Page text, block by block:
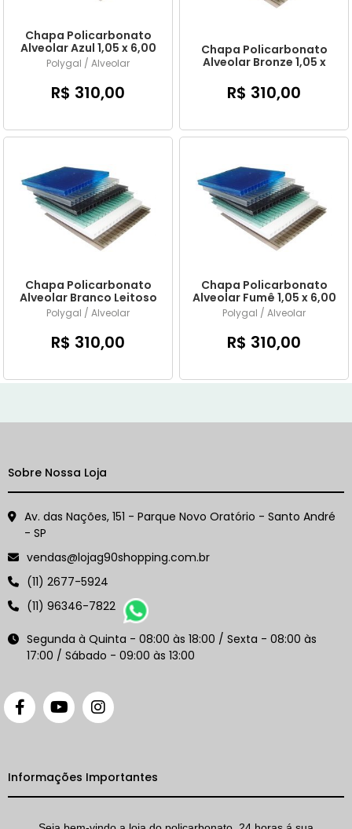
Chapa Policarbonato
Alveolar Azul 1,05 x 6,00
mts x 6mm
Polygal / Alveolar
R$ 310,00
Chapa Policarbonato
Alveolar Bronze 1,05 x
R$ 310,00
Chapa Policarbonato
Alveolar Branco Leitoso
1,05 x 6,00 mts x 6mm
Polygal / Alveolar
R$ 310,00
Chapa Policarbonato
Alveolar Fumê 1,05 x 6,00
mts x 6mm
Polygal / Alveolar
R$ 310,00
Sobre Nossa Loja
Av. das Nações, 151 - Parque Novo Oratório - Santo André
- SP
vendas@lojag90shopping.com.br
(11) 2677-5924
(11) 96346-7822
Segunda à Quinta - 08:00 às 18:00 / Sexta - 08:00 às
17:00 / Sábado - 09:00 às 13:00
Informações Importantes